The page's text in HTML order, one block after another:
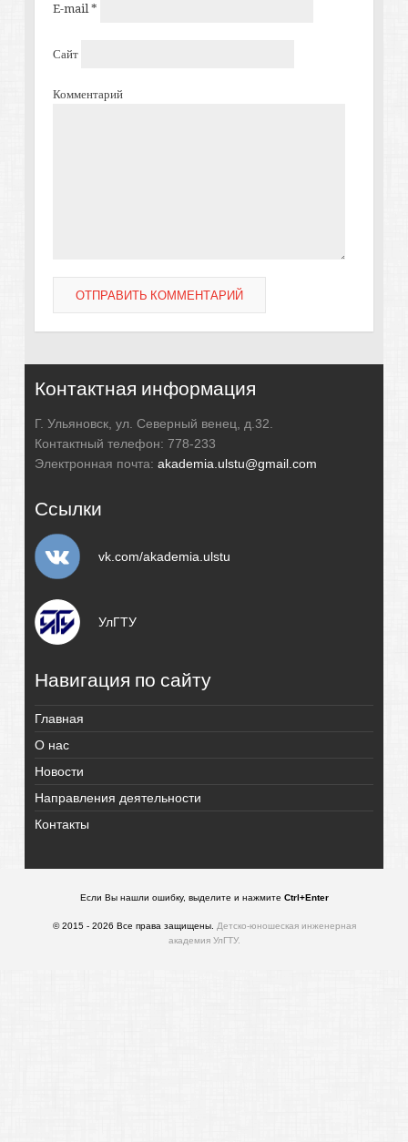
E-mail*
Сайт
Комментарий
Контактная информация
Г. Ульяновск, ул. Северный венец, д.32.
Контактный телефон: 778-233
Электронная почта:akademia.ulstu@gmail.com
Ссылки
vk.com/akademia.ulstu
УлГТУ
Навигация по сайту
Главная
О нас
Новости
Направления деятельности
Контакты
Если Вы нашли ошибку, выделите и нажмите Ctrl+Enter
© 2015 - 2026 Все права защищены. Детско-юношеская инженерная
академия УлГТУ.